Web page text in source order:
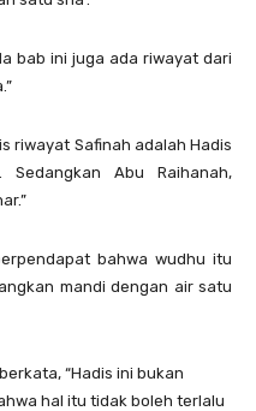
bab ini juga ada riwayat dari
riwayat Safinah adalah Hadis
Abu Raihanah,
bahwa wudhu itu
mandi dengan air satu
“Hadis ini bukan
hal itu tidak boleh terlalu